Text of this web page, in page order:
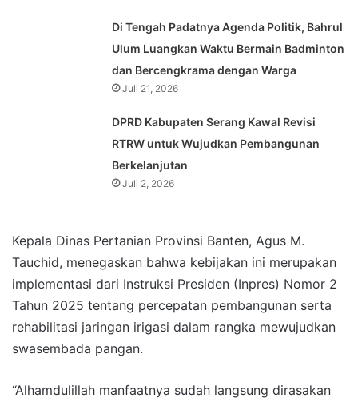
Di Tengah Padatnya Agenda Politik, Bahrul
Ulum Luangkan Waktu Bermain Badminton
dan Bercengkrama dengan Warga
Juli 21, 2026
DPRD Kabupaten Serang Kawal Revisi
RTRW untuk Wujudkan Pembangunan
Berkelanjutan
Juli 2, 2026
Kepala Dinas Pertanian Provinsi Banten, Agus M.
Tauchid, menegaskan bahwa kebijakan ini merupakan
implementasi dari Instruksi Presiden (Inpres) Nomor 2
Tahun 2025 tentang percepatan pembangunan serta
rehabilitasi jaringan irigasi dalam rangka mewujudkan
swasembada pangan.
“Alhamdulillah manfaatnya sudah langsung dirasakan